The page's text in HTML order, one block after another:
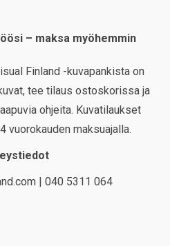
– maksa myöhemmin
Finland -kuvapankista on
tee tilaus ostoskorissa ja
ohjeita. Kuvatilaukset
vuorokauden maksuajalla.
| 040 5311 064